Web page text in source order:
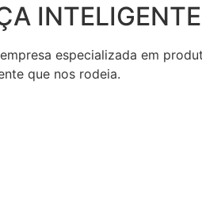
INTELIGENTE
empresa especializada em
que nos rodeia.